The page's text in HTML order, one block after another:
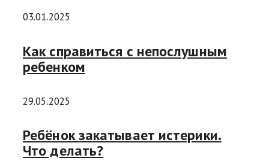
03.01.2025
Как справиться с непослушным
ребенком
29.05.2025
Ребёнок закатывает истерики.
Что делать?